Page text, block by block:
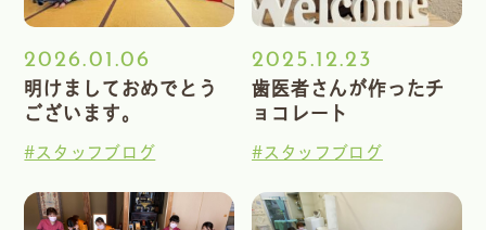
2026.01.06
明けましておめでとう
ございます。
#スタッフブログ
2025.12.23
歯医者さんが作ったチ
ョコレート
#スタッフブログ